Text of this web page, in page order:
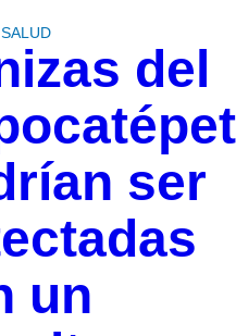
del
ser
un